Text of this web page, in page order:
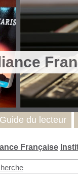
Française
Guide du lecteur